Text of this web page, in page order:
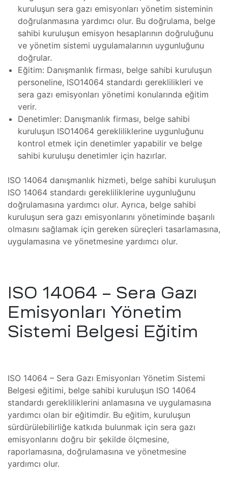
kuruluşun sera gazı emisyonları yönetim sisteminin
doğrulanmasına yardımcı olur. Bu doğrulama, belge
sahibi kuruluşun emisyon hesaplarının doğruluğunu
ve yönetim sistemi uygulamalarının uygunluğunu
doğrular.
Eğitim: Danışmanlık firması, belge sahibi kuruluşun
personeline, ISO14064 standardı gereklilikleri ve
sera gazı emisyonları yönetimi konularında eğitim
verir.
Denetimler: Danışmanlık firması, belge sahibi
kuruluşun ISO14064 gerekliliklerine uygunluğunu
kontrol etmek için denetimler yapabilir ve belge
sahibi kuruluşu denetimler için hazırlar.
ISO 14064 danışmanlık hizmeti, belge sahibi kuruluşun
ISO 14064 standardı gerekliliklerine uygunluğunu
doğrulamasına yardımcı olur. Ayrıca, belge sahibi
kuruluşun sera gazı emisyonlarını yönetiminde başarılı
olmasını sağlamak için gereken süreçleri tasarlamasına,
uygulamasına ve yönetmesine yardımcı olur.
ISO 14064 – Sera Gazı
Emisyonları Yönetim
Sistemi Belgesi Eğitim
ISO 14064 – Sera Gazı Emisyonları Yönetim Sistemi
Belgesi eğitimi, belge sahibi kuruluşun ISO 14064
standardı gerekliliklerini anlamasına ve uygulamasına
yardımcı olan bir eğitimdir. Bu eğitim, kuruluşun
sürdürülebilirliğe katkıda bulunmak için sera gazı
emisyonlarını doğru bir şekilde ölçmesine,
raporlamasına, doğrulamasına ve yönetmesine
yardımcı olur.
ve
ve